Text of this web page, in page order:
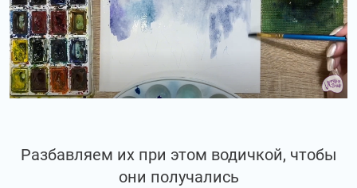
Разбавляем их при этом водичкой, чтобы
они получались